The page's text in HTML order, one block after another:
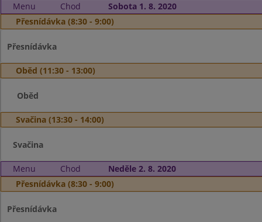
Menu Chod
Sobota 1. 8. 2020
Přesnídávka (8:30 - 9:00)
Přesnídávka
Oběd (11:30 - 13:00)
Oběd
Svačina (13:30 - 14:00)
Svačina
Menu Chod
Neděle 2. 8. 2020
Přesnídávka (8:30 - 9:00)
Přesnídávka